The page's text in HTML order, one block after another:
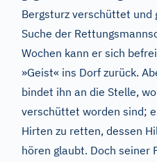
Bergsturz verschüttet und
Suche der
Wochen kann er sich
»Geist« ins Dorf zurück.
bindet ihn an die Stelle,
verschüttet worden sind;
Hirten zu retten, dessen
hören glaubt. Doch seiner